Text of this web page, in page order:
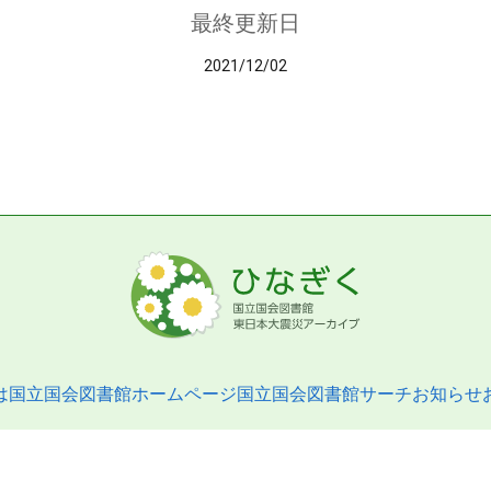
最終更新日
2021/12/02
国立国会図書館ホームページ国立国会図書館サーチお知らせ